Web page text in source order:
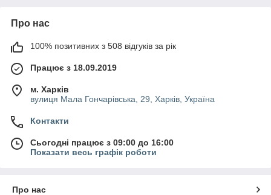
Про нас
100% позитивних з 508 відгуків за рік
Працює з 18.09.2019
м. Харків
вулиця Мала Гончарівська, 29, Харків, Україна
Контакти
Сьогодні працює з 09:00 до 16:00
Показати весь графік роботи
Про нас